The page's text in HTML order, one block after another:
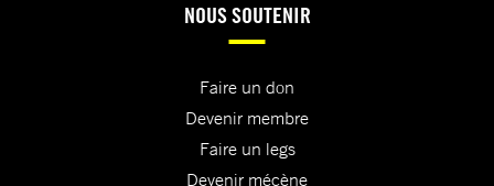
NOUS SOUTENIR
Faire un don
Devenir membre
Faire un legs
Devenir mécène